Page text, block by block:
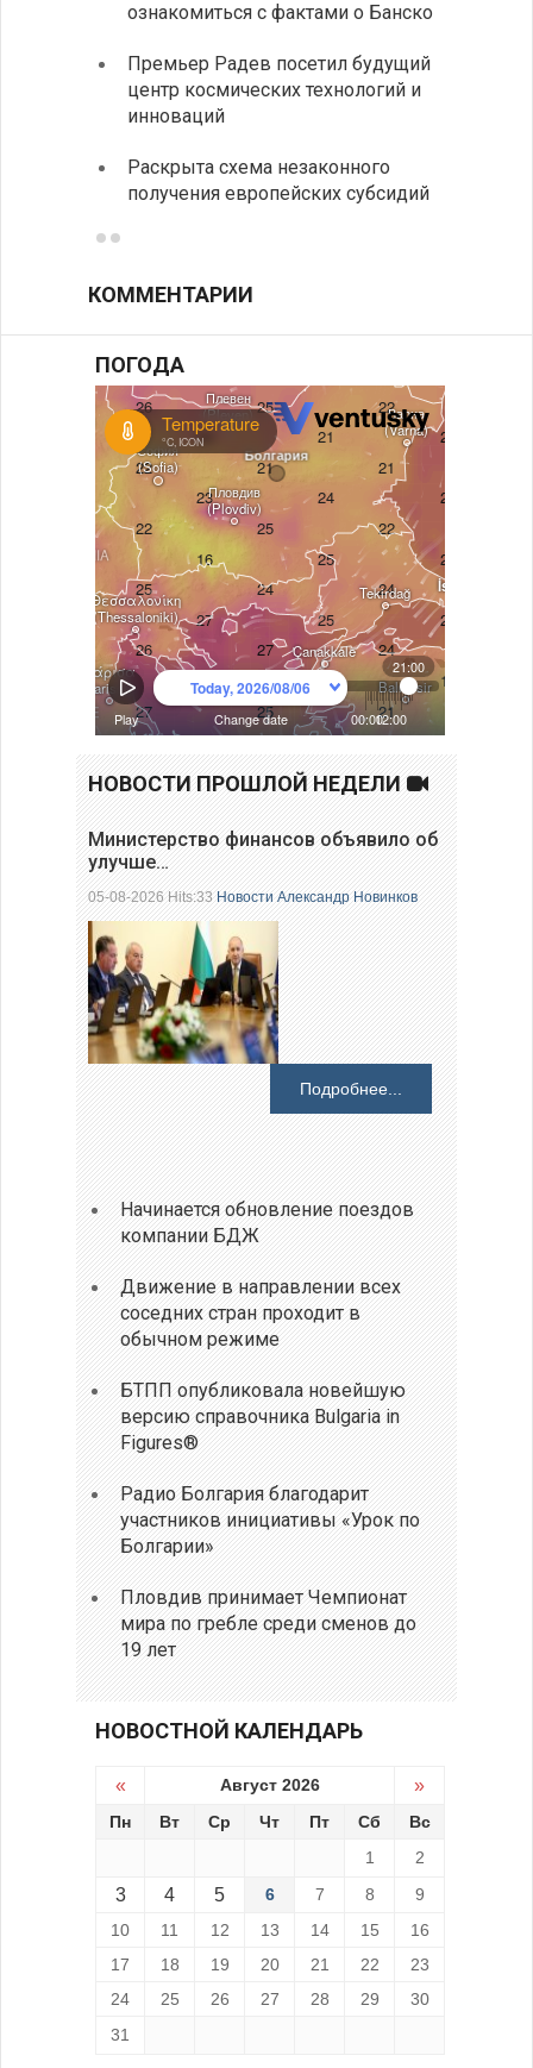
ознакомиться с фактами о Банско
Премьер Радев посетил будущий
центр космических технологий и
инноваций
Раскрыта схема незаконного
получения европейских субсидий
КОММЕНТАРИИ
ПОГОДА
НОВОСТИ ПРОШЛОЙ НЕДЕЛИ
Министерство финансов объявило об
улучше…
05-08-2026 Hits:33Новости Александр Новинков
Подробнее...
Начинается обновление поездов
компании БДЖ
Движение в направлении всех
соседних стран проходит в
обычном режиме
БТПП опубликовала новейшую
версию справочника Bulgaria in
Figures®
Радио Болгария благодарит
участников инициативы «Урок по
Болгарии»
Пловдив принимает Чемпионат
мира по гребле среди сменов до
19 лет
НОВОСТНОЙ КАЛЕНДАРЬ
« Август 2026 »
Пн Вт Ср Чт Пт Сб
Вс
1
2
3 4 5 6 7 8
9
10
11 12 13 14 15
16
17
18 19 20 21 22
23
24
25 26 27 28 29
30
31